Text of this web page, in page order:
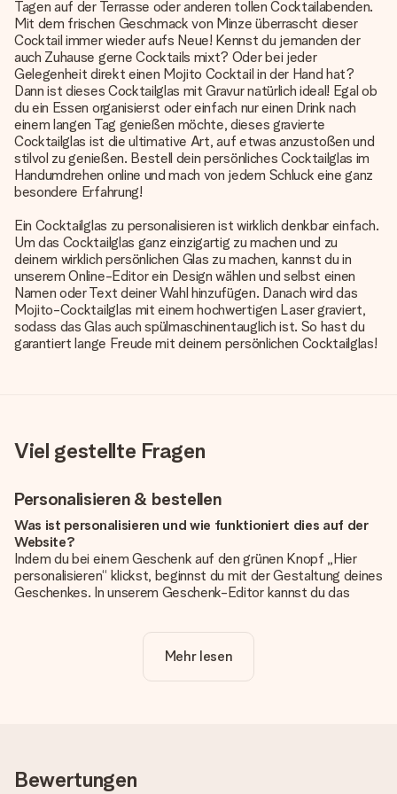
Tagen auf der Terrasse oder anderen tollen Cocktailabenden.
Mit dem frischen Geschmack von Minze überrascht dieser
Cocktail immer wieder aufs Neue! Kennst du jemanden der
auch Zuhause gerne Cocktails mixt? Oder bei jeder
Gelegenheit direkt einen Mojito Cocktail in der Hand hat?
Dann ist dieses Cocktailglas mit Gravur natürlich ideal! Egal ob
du ein Essen organisierst oder einfach nur einen Drink nach
einem langen Tag genießen möchte, dieses gravierte
Cocktailglas ist die ultimative Art, auf etwas anzustoßen und
stilvol zu genießen. Bestell dein persönliches Cocktailglas im
Handumdrehen online und mach von jedem Schluck eine ganz
besondere Erfahrung!
Ein Cocktailglas zu personalisieren ist wirklich denkbar einfach.
Um das Cocktailglas ganz einzigartig zu machen und zu
deinem wirklich persönlichen Glas zu machen, kannst du in
unserem Online-Editor ein Design wählen und selbst einen
Namen oder Text deiner Wahl hinzufügen. Danach wird das
Mojito-Cocktailglas mit einem hochwertigen Laser graviert,
sodass das Glas auch spülmaschinentauglich ist. So hast du
garantiert lange Freude mit deinem persönlichen Cocktailglas!
Viel gestellte Fragen
Personalisieren & bestellen
Was ist personalisieren und wie funktioniert dies auf der
Website?
Indem du bei einem Geschenk auf den grünen Knopf „Hier
personalisieren“ klickst, beginnst du mit der Gestaltung deines
Geschenkes. In unserem Geschenk-Editor kannst du das
noch eines unserer angebotenen Designs, um deinem
Geschenk die perfekte Ausstrahlung zu verleihen.
Wir möchten sicherstellen, dass du mit deinem Geschenk
Mehr lesen
Bewertungen